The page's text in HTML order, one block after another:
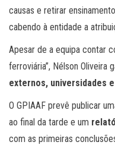
causas e retirar
cabendo à entidade a
Apesar de a equipa contar
ferroviária”, Nélson Oliveira
externos, universidades
O GPIAAF prevê publicar
ao final da tarde e um
com as primeiras